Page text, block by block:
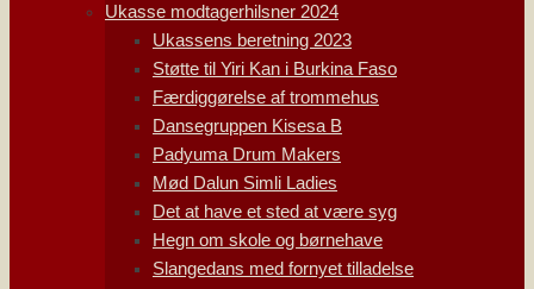
Ukasse modtagerhilsner 2024
Ukassens beretning 2023
Støtte til Yiri Kan i Burkina Faso
Færdiggørelse af trommehus
Dansegruppen Kisesa B
Padyuma Drum Makers
Mød Dalun Simli Ladies
Det at have et sted at være syg
Hegn om skole og børnehave
Slangedans med fornyet tilladelse